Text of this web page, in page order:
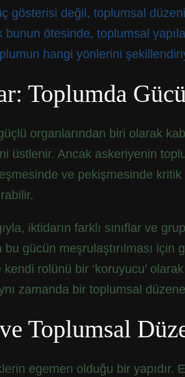
gösterisi değil, toplumsal
ötesinde, toplumsal
hangi yönlerini
Toplumda
organlarından biri olarak
üstlenir. Ancak askeriyenin
ve pekişmesinde
iktidarın farklı sınıflar ve
bu gücün meşrulaştırılması
kendi rolünü bir ‘koruyucu’
zamanda bir toplumsal
Toplumsal
egemen olduğu bir